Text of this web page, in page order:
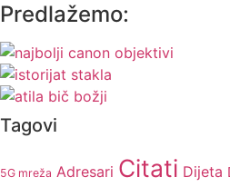
Predlažemo:
Tagovi
5G mreža Adresari Citati Dijeta